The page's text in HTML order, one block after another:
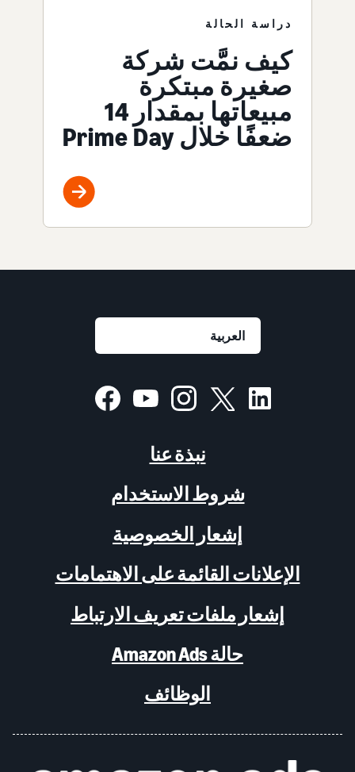
دراسة الحالة
كيف نمَّت شركة
صغيرة مبتكرة
مبيعاتها بمقدار 14
ضعفًا خلال Prime Day
نبذة عنا
شروط الاستخدام
إشعار الخصوصية
الإعلانات القائمة على الاهتمامات
إشعار ملفات تعريف الارتباط
حالة Amazon Ads
الوظائف